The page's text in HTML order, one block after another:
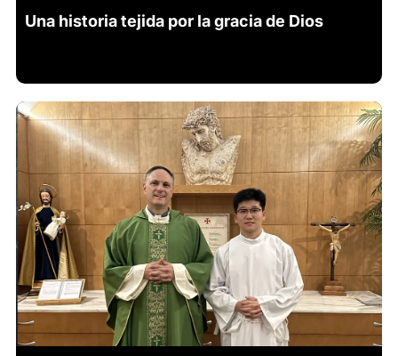
Una historia tejida por la gracia de Dios